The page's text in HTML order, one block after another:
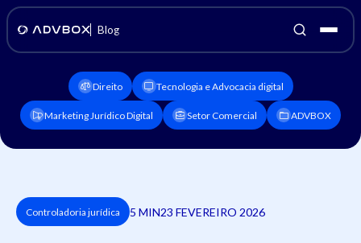
Blog
Direito Tecnologia e Advocacia digital
Marketing Jurídico Digital Setor Comercial ADVBOX
Controladoria jurídica 5 MIN23 FEVEREIRO 2026